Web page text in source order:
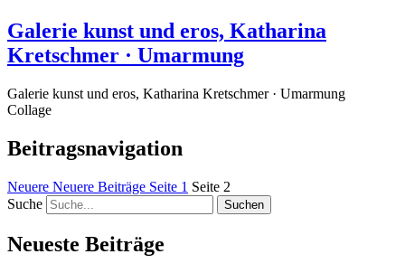
Galerie kunst und eros, Katharina
Kretschmer · Umarmung
Galerie kunst und eros, Katharina Kretschmer · Umarmung
Collage
Beitragsnavigation
Neuere Neuere Beiträge Seite 1 Seite 2
Suche
Neueste Beiträge